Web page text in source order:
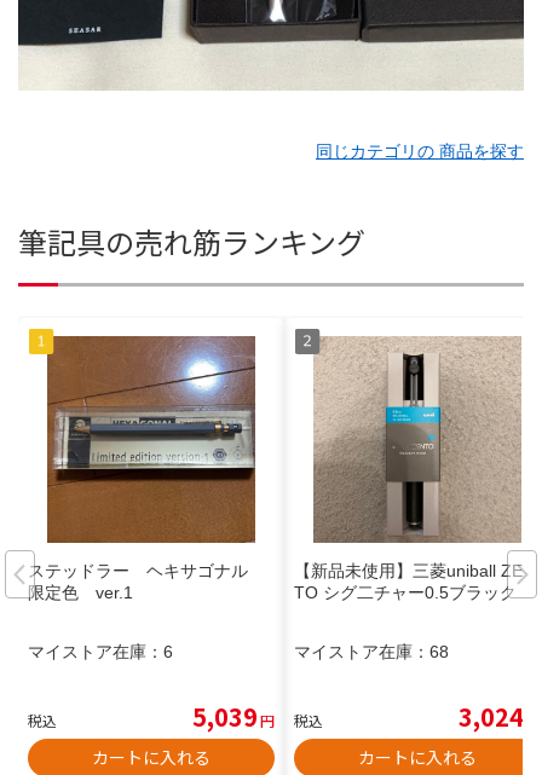
同じカテゴリの 商品を探す
筆記具の売れ筋ランキング
ステッドラー ヘキサゴナル
限定色 ver.1
マイストア在庫： 6
税込 5,039円
カートに入れる
【新品未使用】三菱uniball ZEN
TO シグ二チャー0.5ブラック
マイストア在庫： 68
税込 3,024
カートに入れる